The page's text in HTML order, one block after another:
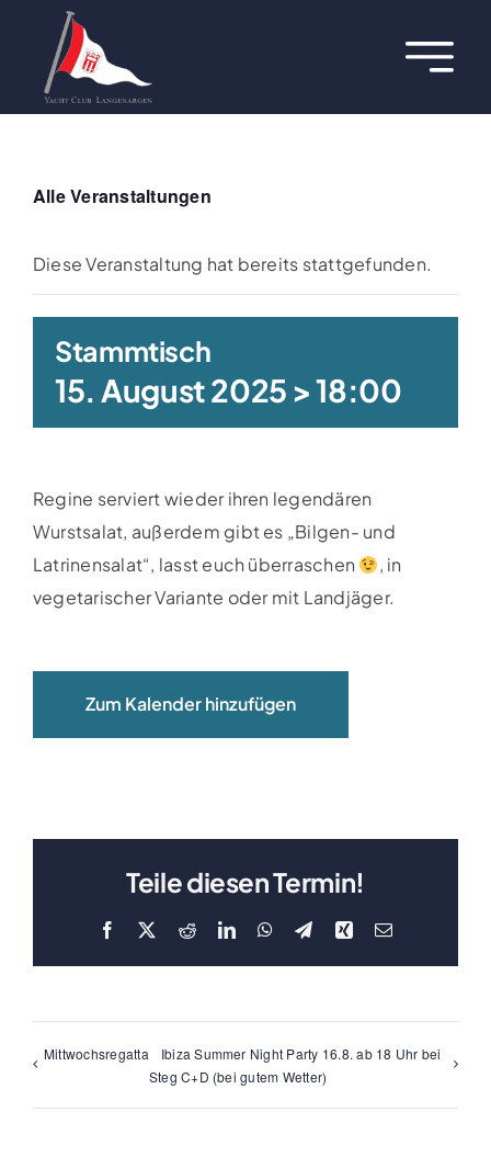
springen
Über uns
Termine
Aktuelles
Regatten
Hafen
Clubboote
Clubhaus
Galerien
Alle Veranstaltungen
Diese Veranstaltung hat bereits stattgefunden.
Stammtisch
15. August 2025 > 18:00
Regine serviert wieder ihren legendären
Wurstsalat, außerdem gibt es „Bilgen- und
Latrinensalat“, lasst euch überraschen
, in
vegetarischer Variante oder mit Landjäger.
Zum Kalender hinzufügen
Teile diesen Termin!
Facebook RedditLinkedInWhatsApp
Telegram
Xing E-
Mittwochsregatta
Ibiza Summer Night Party 16.8. ab 18 Uhr bei
Steg C+D (bei gutem Wetter)